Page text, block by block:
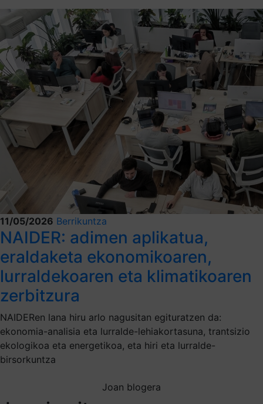
11/05/2026 Berrikuntza
NAIDER: adimen aplikatua,
eraldaketa ekonomikoaren,
lurraldekoaren eta klimatikoaren
zerbitzura
NAIDERen lana hiru arlo nagusitan egituratzen da:
ekonomia-analisia eta lurralde-lehiakortasuna, trantsizio
ekologikoa eta energetikoa, eta hiri eta lurralde-
birsorkuntza
Joan blogera